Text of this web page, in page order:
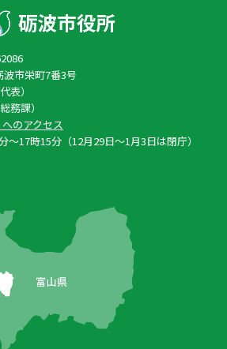
市栄町7番3号
表）
務課）
のアクセス
〜17時15分（12月29日〜1月3日は閉庁）